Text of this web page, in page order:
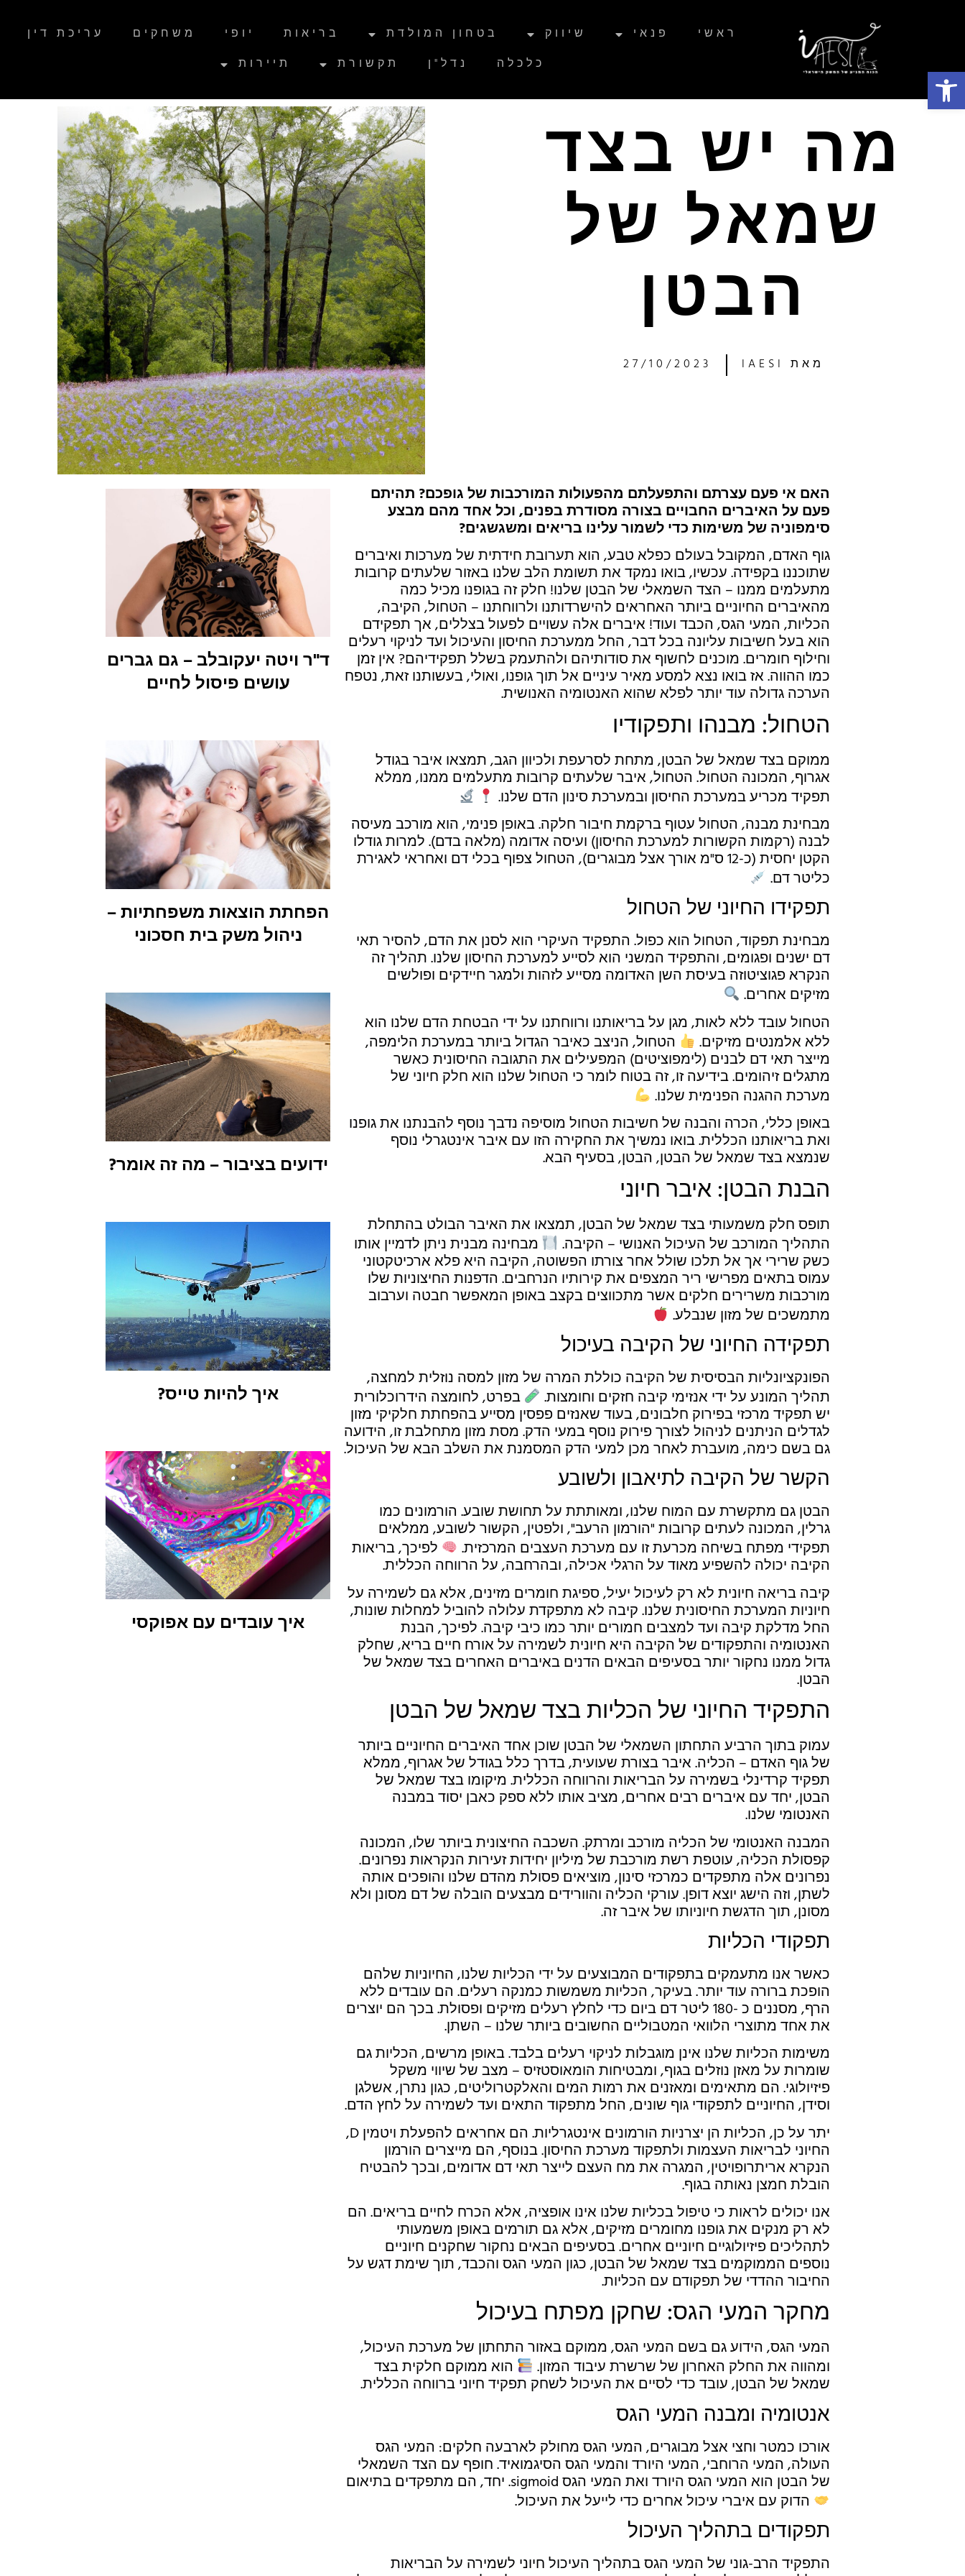
פתח סרגל נגישות
ראשי פנאי שיווק בטחון המולדת בריאות יופי משחקים
עריכת דין
כלכלה
נדל"ן תקשורת תיירות
מה יש בצד
שמאל של
הבטןמאת IAESI
27/10/2023
האם אי פעם עצרתם והתפעלתם מהפעולות המורכבות של גופכם? תהיתם
פעם על האיברים החבויים בצורה מסודרת בפנים, וכל אחד מהם מבצע
סימפוניה של משימות כדי לשמור עלינו בריאים ומשגשגים?
גוף האדם, המקובל בעולם כפלא טבע, הוא תערובת חידתית של מערכות ואיברים
שתוכננו בקפידה. עכשיו, בואו נמקד את תשומת הלב שלנו באזור שלעתים קרובות
מתעלמים ממנו – הצד השמאלי של הבטן שלנו! חלק זה בגופנו מכיל כמה
מהאיברים החיוניים ביותר האחראים להישרדותנו ולרווחתנו – הטחול, הקיבה,
הכליות, המעי הגס, הכבד ועוד! איברים אלה עשויים לפעול בצללים, אך תפקידם
הוא בעל חשיבות עליונה בכל דבר, החל ממערכת החיסון והעיכול ועד לניקוי רעלים
וחילוף חומרים. מוכנים לחשוף את סודותיהם ולהתעמק בשלל תפקידיהם? אין זמן
כמו ההווה. אז בואו נצא למסע מאיר עיניים אל תוך גופנו, ואולי, בעשותנו זאת, נטפח
הערכה גדולה עוד יותר לפלא שהוא האנטומיה האנושית.
הטחול: מבנהו ותפקודיו
ממוקם בצד שמאל של הבטן, מתחת לסרעפת ולכיוון הגב, תמצאו איבר בגודל
אגרוף, המכונה הטחול. הטחול, איבר שלעתים קרובות מתעלמים ממנו, ממלא
תפקיד מכריע במערכת החיסון ובמערכת סינון הדם שלנו.
מבחינת מבנה, הטחול עטוף ברקמת חיבור חלקה. באופן פנימי, הוא מורכב מעיסה
לבנה (רקמות הקשורות למערכת החיסון) ועיסה אדומה (מלאה בדם). למרות גודלו
הקטן יחסית (כ-12 ס"מ אורך אצל מבוגרים), הטחול צפוף בכלי דם ואחראי לאגירת
כליטר דם.
תפקידו החיוני של הטחול
מבחינת תפקוד, הטחול הוא כפול. התפקיד העיקרי הוא לסנן את הדם, להסיר תאי
דם ישנים ופגומים, והתפקיד המשני הוא לסייע למערכת החיסון שלנו. תהליך זה
הנקרא פגוציטוזה בעיסת השן האדומה מסייע לזהות ולמגר חיידקים ופולשים
מזיקים אחרים.
הטחול עובד ללא לאות, מגן על בריאותנו ורווחתנו על ידי הבטחת הדם שלנו הוא
ללא אלמנטים מזיקים. הטחול, הניצב כאיבר הגדול ביותר במערכת הלימפה,
מייצר תאי דם לבנים (לימפוציטים) המפעילים את התגובה החיסונית כאשר
מתגלים זיהומים. בידיעה זו, זה בטוח לומר כי הטחול שלנו הוא חלק חיוני של
מערכת ההגנה הפנימית שלנו.
באופן כללי, הכרה והבנה של חשיבות הטחול מוסיפה נדבך נוסף להבנתנו את גופנו
ואת בריאותנו הכללית. בואו נמשיך את החקירה הזו עם איבר אינטגרלי נוסף
שנמצא בצד שמאל של הבטן, הבטן, בסעיף הבא.
הבנת הבטן: איבר חיוני
תופס חלק משמעותי בצד שמאל של הבטן, תמצאו את האיבר הבולט בהתחלת
התהליך המורכב של העיכול האנושי – הקיבה. מבחינה מבנית ניתן לדמיין אותו
כשק שרירי אך אל תלכו שולל אחר צורתו הפשוטה, הקיבה היא פלא ארכיטקטוני
עמוס בתאים מפרישי ריר המצפים את קירותיו הנרחבים. הדפנות החיצוניות שלו
מורכבות משרירים חלקים אשר מתכווצים בקצב באופן המאפשר חבטה וערבוב
מתמשכים של מזון שנבלע.
תפקידה החיוני של הקיבה בעיכול
הפונקציונליות הבסיסית של הקיבה כוללת המרה של מזון למסה נוזלית למחצה,
תהליך המונע על ידי אנזימי קיבה חזקים וחומצות. בפרט, לחומצה הידרוכלורית
יש תפקיד מרכזי בפירוק חלבונים, בעוד שאנזים פפסין מסייע בהפחתת חלקיקי מזון
לגדלים הניתנים לניהול לצורך פירוק נוסף במעי הדק. מסת מזון מתחלבת זו, הידועה
גם בשם כימה, מועברת לאחר מכן למעי הדק המסמנת את השלב הבא של העיכול.
הקשר של הקיבה לתיאבון ולשובע
הבטן גם מתקשרת עם המוח שלנו, ומאותתת על תחושת שובע. הורמונים כמו
גרלין, המכונה לעתים קרובות "הורמון הרעב", ולפטין, הקשור לשובע, ממלאים
תפקידי מפתח בשיחה מכרעת זו עם מערכת העצבים המרכזית. לפיכך, בריאות
הקיבה יכולה להשפיע מאוד על הרגלי אכילה, ובהרחבה, על הרווחה הכללית.
קיבה בריאה חיונית לא רק לעיכול יעיל, ספיגת חומרים מזינים, אלא גם לשמירה על
חיוניות המערכת החיסונית שלנו. קיבה לא מתפקדת עלולה להוביל למחלות שונות,
החל מדלקת קיבה ועד למצבים חמורים יותר כמו כיבי קיבה. לפיכך, הבנת
האנטומיה והתפקודים של הקיבה היא חיונית לשמירה על אורח חיים בריא, שחלק
גדול ממנו נחקור יותר בסעיפים הבאים הדנים באיברים האחרים בצד שמאל של
הבטן.
התפקיד החיוני של הכליות בצד שמאל של הבטן
עמוק בתוך הרביע התחתון השמאלי של הבטן שוכן אחד האיברים החיוניים ביותר
של גוף האדם – הכליה. איבר בצורת שעועית, בדרך כלל בגודל של אגרוף, ממלא
תפקיד קרדינלי בשמירה על הבריאות והרווחה הכללית. מיקומו בצד שמאל של
הבטן, יחד עם איברים רבים אחרים, מציב אותו ללא ספק כאבן יסוד במבנה
האנטומי שלנו.
המבנה האנטומי של הכליה מורכב ומרתק. השכבה החיצונית ביותר שלו, המכונה
קפסולת הכליה, עוטפת רשת מורכבת של מיליון יחידות זעירות הנקראות נפרונים.
נפרונים אלה מתפקדים כמרכזי סינון, מוציאים פסולת מהדם שלנו והופכים אותה
לשתן, וזה הישג יוצא דופן. עורקי הכליה והוורידים מבצעים הובלה של דם מסונן ולא
מסונן, תוך הדגשת חיוניותו של איבר זה.
תפקודי הכליות
כאשר אנו מתעמקים בתפקודים המבוצעים על ידי הכליות שלנו, החיוניות שלהם
הופכת ברורה עוד יותר. בעיקר, הכליות משמשות כמנקה רעלים. הם עובדים ללא
הרף, מסננים כ -180 ליטר דם ביום כדי לחלץ רעלים מזיקים ופסולת. בכך הם יוצרים
את אחד מתוצרי הלוואי המטבוליים החשובים ביותר שלנו – השתן.
משימות הכליות שלנו אינן מוגבלות לניקוי רעלים בלבד. באופן מרשים, הכליות גם
שומרות על מאזן נוזלים בגוף, ומבטיחות הומאוסטזיס – מצב של שיווי משקל
פיזיולוגי. הם מתאימים ומאזנים את רמות המים והאלקטרוליטים, כגון נתרן, אשלגן
וסידן, החיוניים לתפקודי גוף שונים, החל מתפקוד התאים ועד לשמירה על לחץ הדם.
יתר על כן, הכליות הן יצרניות הורמונים אינטגרליות. הם אחראים להפעלת ויטמין D,
החיוני לבריאות העצמות ולתפקוד מערכת החיסון. בנוסף, הם מייצרים הורמון
הנקרא אריתרופויטין, המגרה את מח העצם לייצר תאי דם אדומים, ובכך להבטיח
הובלת חמצן נאותה בגוף.
אנו יכולים לראות כי טיפול בכליות שלנו אינו אופציה, אלא הכרח לחיים בריאים. הם
לא רק מנקים את גופנו מחומרים מזיקים, אלא גם תורמים באופן משמעותי
לתהליכים פיזיולוגיים חיוניים אחרים. בסעיפים הבאים נחקור שחקנים חיוניים
נוספים הממוקמים בצד שמאל של הבטן, כגון המעי הגס והכבד, תוך שימת דגש על
החיבור ההדדי של תפקודם עם הכליות.
מחקר המעי הגס: שחקן מפתח בעיכול
המעי הגס, הידוע גם בשם המעי הגס, ממוקם באזור התחתון של מערכת העיכול,
ומהווה את החלק האחרון של שרשרת עיבוד המזון. הוא ממוקם חלקית בצד
שמאל של הבטן, עובד כדי לסיים את העיכול לשחק תפקיד חיוני ברווחה הכללית.
אנטומיה ומבנה המעי הגס
אורכו כמטר וחצי אצל מבוגרים, המעי הגס מחולק לארבעה חלקים: המעי הגס
העולה, המעי הרוחבי, המעי היורד והמעי הגס הסיגמואיד. חופף עם הצד השמאלי
של הבטן הוא המעי הגס היורד ואת המעי הגס sigmoid. יחד, הם מתפקדים בתיאום
הדוק עם איברי עיכול אחרים כדי לייעל את העיכול.
תפקודים בתהליך העיכול
התפקיד הרב-גוני של המעי הגס בתהליך העיכול חיוני לשמירה על הבריאות
ד"ר ויטה יעקובלב – גם גברים
עושים פיסול לחיים
הפחתת הוצאות משפחתיות –
ניהול משק בית חסכוני
ידועים בציבור – מה זה אומר?
איך להיות טייס?
איך עובדים עם אפוקסי